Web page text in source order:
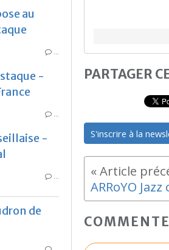
PARTAGER
S'inscrire à la
au
-
-
de